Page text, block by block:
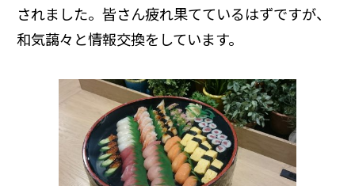
されました。皆さん疲れ果てているはずですが、
和気藹々と情報交換をしています。